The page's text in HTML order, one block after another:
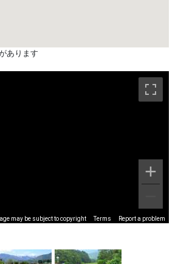
あります
may be subject to copyright Terms Report a problem